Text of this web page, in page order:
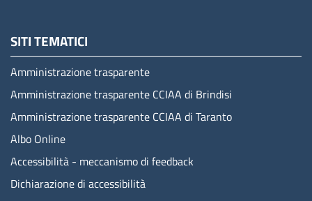
SITI TEMATICI
Amministrazione trasparente
Amministrazione trasparente CCIAA di Brindisi
Amministrazione trasparente CCIAA di Taranto
Albo Online
Accessibilità - meccanismo di feedback
Dichiarazione di accessibilità